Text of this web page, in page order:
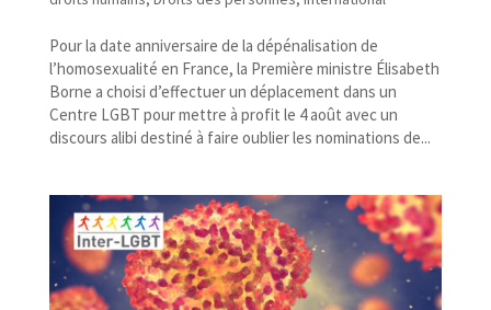
Pour la date anniversaire de la dépénalisation de
l’homosexualité en France, la Première ministre Élisabeth
Borne a choisi d’effectuer un déplacement dans un
Centre LGBT pour mettre à profit le 4 août avec un
discours alibi destiné à faire oublier les nominations de...